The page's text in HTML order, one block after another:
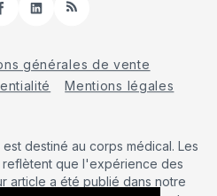
FacebookLinkedInRSS
générales de vente
Mentions légales
est destiné au corps médical. Les
reflètent que l'expérience des
article a été publié dans notre